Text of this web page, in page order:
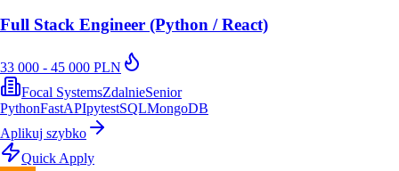
Full Stack Engineer (Python / React)
33 000 - 45 000 PLN
Focal SystemsZdalnieSenior
PythonFastAPIpytestSQLMongoDB
Aplikuj szybko
Quick Apply